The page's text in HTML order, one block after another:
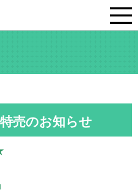
売のお知らせ